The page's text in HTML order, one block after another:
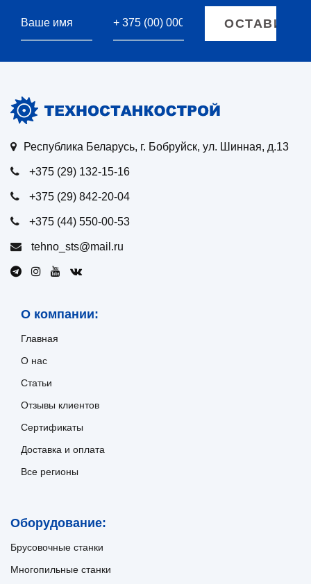
Республика Беларусь, г. Бобруйск, ул. Шинная, д.13
+375 (29) 132-15-16
+375 (29) 842-20-04
+375 (44) 550-00-53
tehno_sts@mail.ru
О компании:
Главная
О нас
Статьи
Отзывы клиентов
Сертификаты
Доставка и оплата
Все регионы
Оборудование:
Брусовочные станки
Многопильные станки